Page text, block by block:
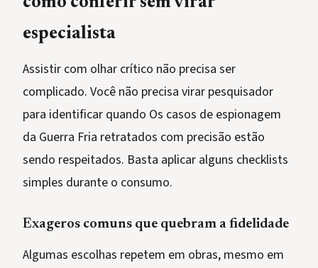
especialista
Assistir com olhar crítico não precisa ser
complicado. Você não precisa virar pesquisador
para identificar quando Os casos de espionagem
da Guerra Fria retratados com precisão estão
sendo respeitados. Basta aplicar alguns checklists
simples durante o consumo.
Exageros comuns que quebram a fidelidade
Algumas escolhas repetem em obras, mesmo em